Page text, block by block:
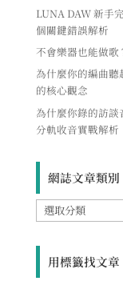
LUNA DAW 新手
個關鍵錯誤解析
不會樂器也能做
為什麼你的編曲
的核心觀念
為什麼你錄的訪
分軌收音實戰解析
網誌文章類別
網
誌
用標籤找文章